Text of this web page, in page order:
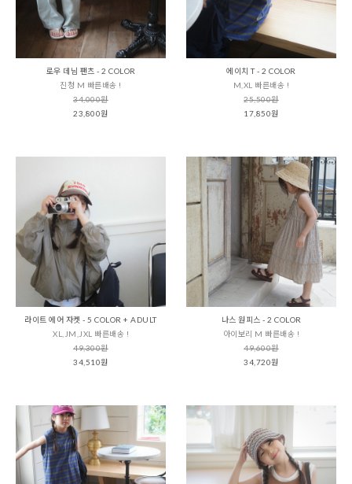
로우 데님 팬츠 - 2 COLOR
진청 M 빠른배송 !
34,000원
23,800원
에이치 T - 2 COLOR
M,XL 빠른배송 !
25,500원
17,850원
라이트 에어 자켓 - 5 COLOR + ADULT
XL,JM,JXL 빠른배송 !
49,300원
34,510원
나스 원피스 - 2 COLOR
아이보리 M 빠른배송 !
49,600원
34,720원